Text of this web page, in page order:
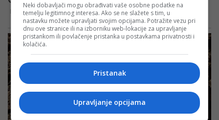
Neki dobavljači mogu obrađivati vaše osobne podatke na
temelju legitimnog interesa. Ako se ne slažete s tim, u
nastavku možete upravljati svojim opcijama. Potražite vezu pri
dnu ove stranice ili na izborniku web-lokacije za upravljanje
pristankom ili povlačenje pristanka u postavkama privatnosti i
kolačića.
Pristanak
Upravljanje opcijama